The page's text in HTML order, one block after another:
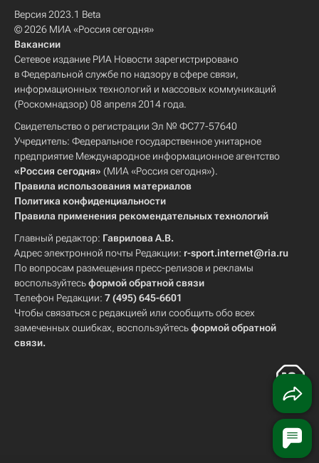
Версия 2023.1 Beta
© 2026 МИА «Россия сегодня»
Вакансии
Сетевое издание РИА Новости зарегистрировано
в Федеральной службе по надзору в сфере связи,
информационных технологий и массовых коммуникаций
(Роскомнадзор) 08 апреля 2014 года.
Свидетельство о регистрации Эл № ФС77-57640
Учредитель: Федеральное государственное унитарное
предприятие Международное информационное агентство
«Россия сегодня» (МИА «Россия сегодня»).
Правила использования материалов
Политика конфиденциальности
Правила применения рекомендательных технологий
Главный редактор: Гаврилова А.В.
Адрес электронной почты Редакции: r-sport.internet@ria.ru
По вопросам размещения пресс-релизов и рекламы
воспользуйтесьформой обратной связи
Телефон Редакции: 7 (495) 645-6601
Чтобы связаться с редакцией или сообщить обо всех
замеченных ошибках, воспользуйтесьформой обратной
связи.